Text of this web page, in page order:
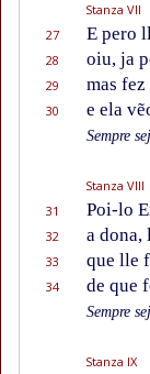
Stanza VII
27 E pero
28
oiu, ja
29
mas
30
e ela
Sempre
Stanza VIII
31 Poi-lo
32
a dona,
33
que lle
34
de que
Sempre
Stanza IX